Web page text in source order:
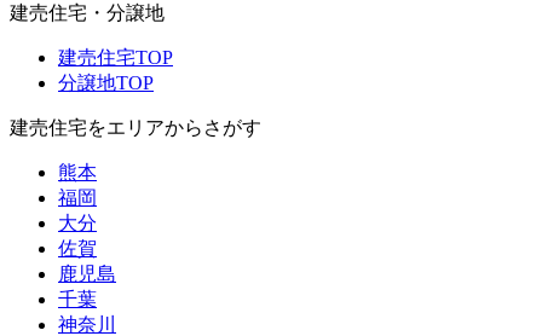
建売住宅・分譲地
建売住宅TOP
分譲地TOP
建売住宅をエリアからさがす
熊本
福岡
大分
佐賀
鹿児島
千葉
神奈川